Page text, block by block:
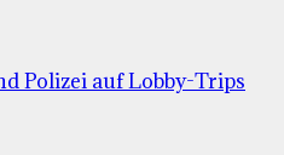
Polizei auf Lobby-Trips